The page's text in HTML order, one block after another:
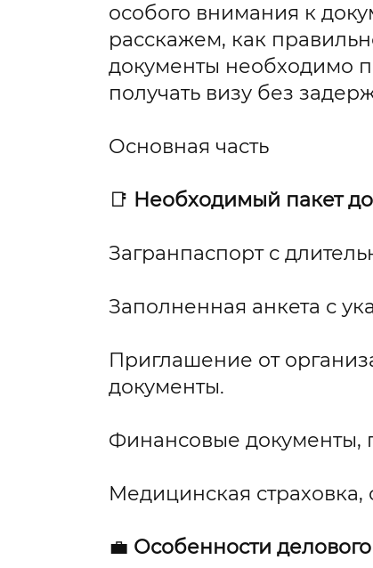
особого внимания к
расскажем, как
документы необходимо
получать визу без
Основная часть
📑 Необходимый пакет
Загранпаспорт с
Заполненная анкета с
Приглашение от
документы.
Финансовые документы,
Медицинская страховка,
💼 Особенности